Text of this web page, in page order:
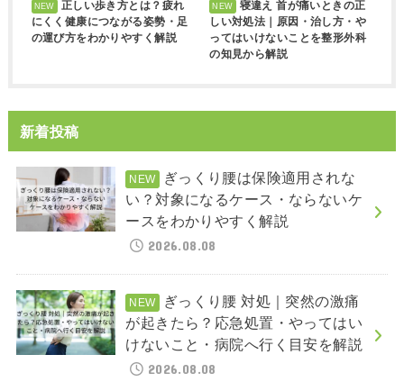
正しい歩き方とは？疲れ
にくく健康につながる姿勢・足
の運び方をわかりやすく解説
寝違え 首が痛いときの正
しい対処法｜原因・治し方・や
ってはいけないことを整形外科
の知見から解説
新着投稿
ぎっくり腰は保険適用されな
い？対象になるケース・ならないケ
ースをわかりやすく解説
2026.08.08
ぎっくり腰 対処｜突然の激痛
が起きたら？応急処置・やってはい
けないこと・病院へ行く目安を解説
2026.08.08